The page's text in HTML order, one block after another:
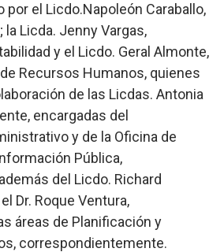
por el Licdo.Napoleón Caraballo,
Licda. Jenny Vargas,
y el Licdo. Geral Almonte,
Recursos Humanos, quienes
de las Licdas. Antonia
encargadas del
y de la Oficina de
Pública,
del Licdo. Richard
Dr. Roque Ventura,
áreas de Planificación y
correspondientemente.